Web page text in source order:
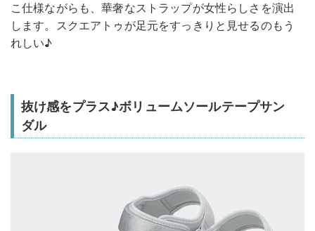
こ仕様ながらも、華奢なストラップが女性らしさを演出
します。スクエアトゥが足元をすっきりと見せるのもう
れしい♪
抜け感をプラス♪ボリュームソールテープサン
ダル